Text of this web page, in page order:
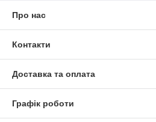
Про нас
Контакти
Доставка та оплата
Графік роботи